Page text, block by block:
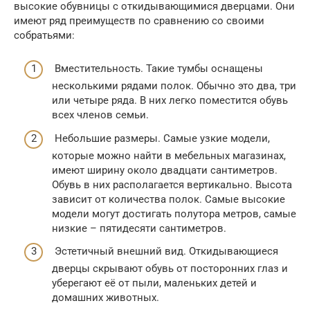
высокие обувницы с откидывающимися дверцами. Они
имеют ряд преимуществ по сравнению со своими
собратьями:
Вместительность. Такие тумбы оснащены
несколькими рядами полок. Обычно это два, три
или четыре ряда. В них легко поместится обувь
всех членов семьи.
Небольшие размеры. Самые узкие модели,
которые можно найти в мебельных магазинах,
имеют ширину около двадцати сантиметров.
Обувь в них располагается вертикально. Высота
зависит от количества полок. Самые высокие
модели могут достигать полутора метров, самые
низкие – пятидесяти сантиметров.
Эстетичный внешний вид. Откидывающиеся
дверцы скрывают обувь от посторонних глаз и
уберегают её от пыли, маленьких детей и
домашних животных.